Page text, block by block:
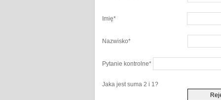
Imię*
Nazwisko*
Pytanie kontrolne*
Jaka jest suma 2 i 1?